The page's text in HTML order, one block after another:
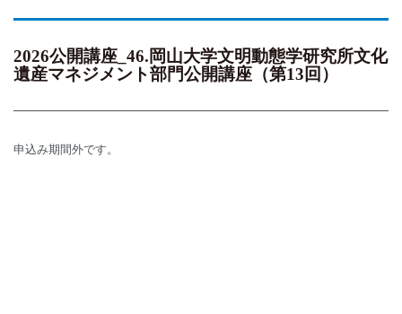
2026公開講座_46.岡山大学文明動態学研究所文化
遺産マネジメント部門公開講座（第13回）
申込み期間外です。